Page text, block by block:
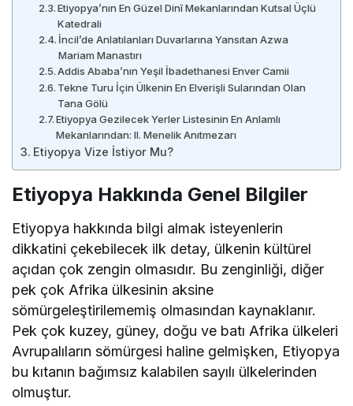
Etiyopya’nın En Güzel Dinî Mekanlarından Kutsal Üçlü
Katedrali
İncil’de Anlatılanları Duvarlarına Yansıtan Azwa
Mariam Manastırı
Addis Ababa’nın Yeşil İbadethanesi Enver Camii
Tekne Turu İçin Ülkenin En Elverişli Sularından Olan
Tana Gölü
Etiyopya Gezilecek Yerler Listesinin En Anlamlı
Mekanlarından: II. Menelik Anıtmezarı
Etiyopya Vize İstiyor Mu?
Etiyopya Hakkında Genel Bilgiler
Etiyopya hakkında bilgi almak isteyenlerin
dikkatini çekebilecek ilk detay, ülkenin kültürel
açıdan çok zengin olmasıdır. Bu zenginliği, diğer
pek çok Afrika ülkesinin aksine
sömürgeleştirilememiş olmasından kaynaklanır.
Pek çok kuzey, güney, doğu ve batı Afrika ülkeleri
Avrupalıların sömürgesi haline gelmişken, Etiyopya
bu kıtanın bağımsız kalabilen sayılı ülkelerinden
olmuştur.